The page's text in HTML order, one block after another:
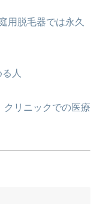
用脱毛器では永久
人
クリニックでの医療